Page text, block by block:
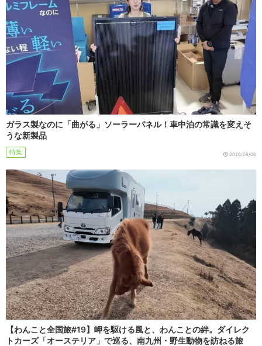
ガラス製なのに「曲がる」ソーラーパネル！車中泊の常識を変えそ
うな新製品
特集 2026/08/06
【わんこと全国旅#19】岬を駆ける風と、わんことの絆。ダイレク
トカーズ「オーステリア」で巡る、南九州・野生動物を訪ねる旅